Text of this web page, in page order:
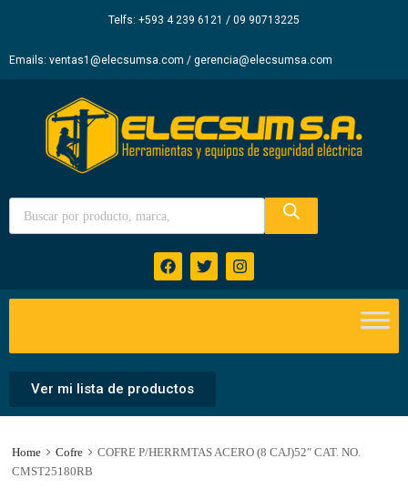
Telfs: +593 4 239 6121 / 09 90713225
Emails: ventas1@elecsumsa.com / gerencia@elecsumsa.com
Ver mi lista de productos
Home Cofre
COFRE P/HERRMTAS ACERO (8 CAJ)52″ CAT. NO.
CMST25180RB